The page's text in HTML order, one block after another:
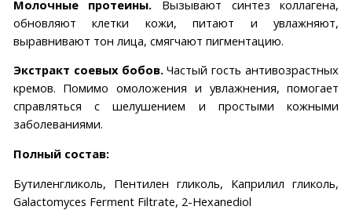
Молочные протеины. Вызывают синтез коллагена,
обновляют клетки кожи, питают и увлажняют,
выравнивают тон лица, смягчают пигментацию.
Экстракт соевых бобов.Частый гость антивозрастных
кремов. Помимо омоложения и увлажнения, помогает
справляться с шелушением и простыми кожными
заболеваниями.
Полный состав:
Бутиленгликоль, Пентилен гликоль, Каприлил гликоль,
Galactomyces Ferment Filtrate, 2-Hexanediol